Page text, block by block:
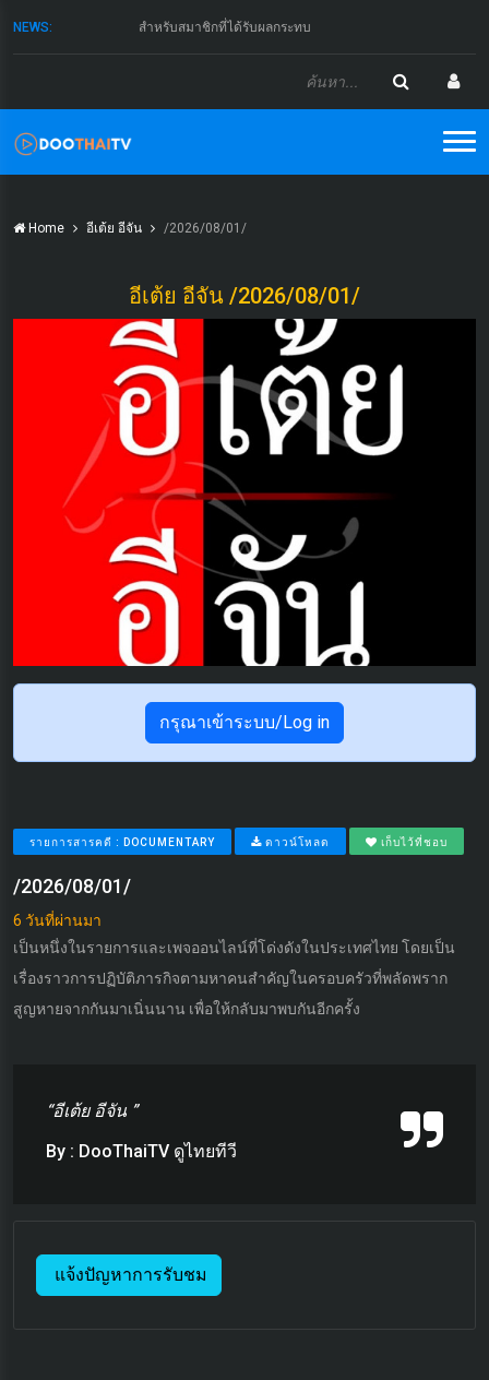
NEWS: สำหรับสมาชิกที่ได้รับผลกระทบ
Home อีเต้ย อีจัน /2026/08/01/
อีเต้ย อีจัน /2026/08/01/
กรุณาเข้าระบบ/Log in
รายการสารคดี : DOCUMENTARY ดาวน์โหลด เก็บไว้ที่ชอบ
/2026/08/01/
6 วันที่ผ่านมา
เป็นหนึ่งในรายการและเพจออนไลน์ที่โด่งดังในประเทศไทย โดยเป็น
เรื่องราวการปฏิบัติภารกิจตามหาคนสำคัญในครอบครัวที่พลัดพราก
สูญหายจากกันมาเนิ่นนาน เพื่อให้กลับมาพบกันอีกครั้ง
“อีเต้ย อีจัน ”
By : DooThaiTV ดูไทยทีวี
แจ้งปัญหาการรับชม